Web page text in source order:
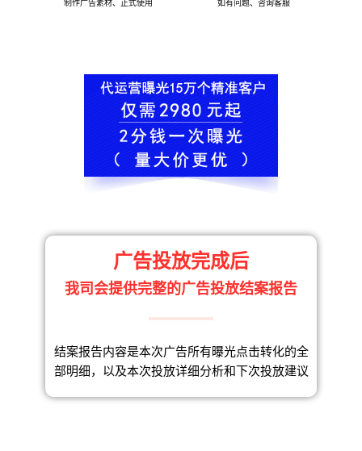
制作广告素材、正式使用 如有问题、咨询客服
广告投放完成后
我司会提供完整的广告投放结案报告
结案报告内容是本次广告所有曝光点击转化的全
部明细，以及本次投放详细分析和下次投放建议